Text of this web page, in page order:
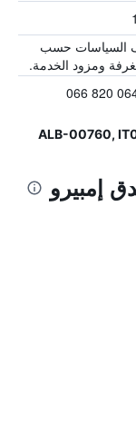
السياسات حسب
ومزود الخدمة.
إمبيرو